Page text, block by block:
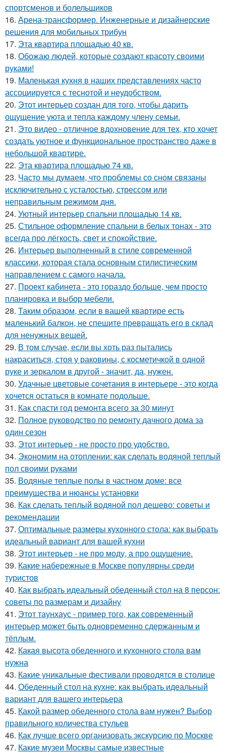
спортсменов и болельщиков
16. Арена-трансформер. Инженерные и дизайнерские
решения для мобильных трибун
17. Эта квартира площадью 40 кв.
18. Обожаю людей, которые создают красоту своими
руками!
19. Маленькая кухня в наших представлениях часто
ассоциируется с теснотой и неудобством.
20. Этот интерьер создан для того, чтобы дарить
ощущение уюта и тепла каждому члену семьи.
21. Это видео - отличное вдохновение для тех, кто хочет
создать уютное и функциональное пространство даже в
небольшой квартире.
22. Эта квартира площадью 74 кв.
23. Часто мы думаем, что проблемы со сном связаны
исключительно с усталостью, стрессом или
неправильным режимом дня.
24. Уютный интерьер спальни площадью 14 кв.
25. Стильное оформление спальни в белых тонах - это
всегда про лёгкость, свет и спокойствие.
26. Интерьер выполненный в стиле современной
классики, которая стала основным стилистическим
направлением с самого начала.
27. Проект кабинета - это гораздо больше, чем просто
планировка и выбор мебели.
28. Таким образом, если в вашей квартире есть
маленький балкон, не спешите превращать его в склад
для ненужных вещей.
29. В том случае, если вы хоть раз пытались
накраситься, стоя у раковины, с косметичкой в одной
руке и зеркалом в другой - значит, да, нужен.
30. Удачные цветовые сочетания в интерьере - это когда
хочется остаться в комнате подольше.
31. Как спасти год ремонта всего за 30 минут
32. Полное руководство по ремонту дачного дома за
один сезон
33. Этот интерьер - не просто про удобство.
34. Экономим на отоплении: как сделать водяной теплый
пол своими руками
35. Водяные теплые полы в частном доме: все
преимущества и нюансы установки
36. Как сделать теплый водяной пол дешево: советы и
рекомендации
37. Оптимальные размеры кухонного стола: как выбрать
идеальный вариант для вашей кухни
38. Этот интерьер - не про моду, а про ощущение.
39. Какие набережные в Москве популярны среди
туристов
40. Как выбрать идеальный обеденный стол на 8 персон:
советы по размерам и дизайну
41. Этот таунхаус - пример того, как современный
интерьер может быть одновременно сдержанным и
тёплым.
42. Какая высота обеденного и кухонного стола вам
нужна
43. Какие уникальные фестивали проводятся в столице
44. Обеденный стол на кухне: как выбрать идеальный
вариант для вашего интерьера
45. Какой размер обеденного стола вам нужен? Выбор
правильного количества стульев
46. Как лучше всего организовать экскурсию по Москве
47. Какие музеи Москвы самые известные